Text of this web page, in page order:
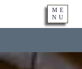
ME
NU